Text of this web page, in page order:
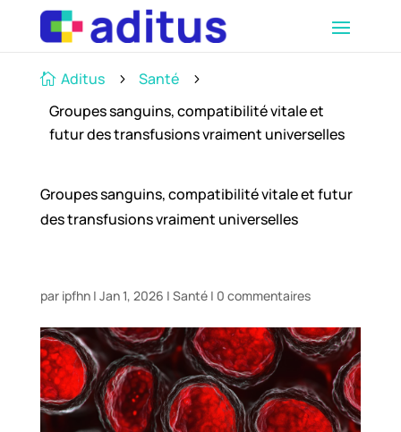
 Aditus 5 Santé 5
Groupes sanguins, compatibilité vitale et
futur des transfusions vraiment universelles
Groupes sanguins, compatibilité vitale et futur
des transfusions vraiment universelles
par ipfhn| Jan 1, 2026 | Santé| 0 commentaires